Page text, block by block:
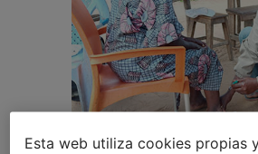
Esta web utiliza cookies propias